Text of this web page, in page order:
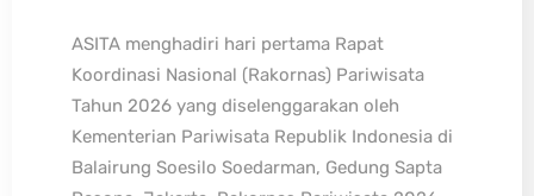
ASITA menghadiri hari pertama Rapat
Koordinasi Nasional (Rakornas) Pariwisata
Tahun 2026 yang diselenggarakan oleh
Kementerian Pariwisata Republik Indonesia di
Balairung Soesilo Soedarman, Gedung Sapta